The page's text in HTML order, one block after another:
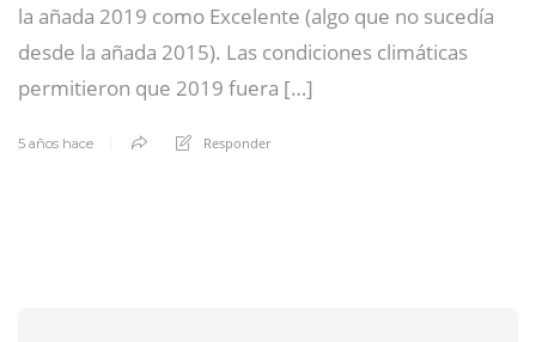
la añada 2019 como Excelente (algo que no sucedía
desde la añada 2015). Las condiciones climáticas
permitieron que 2019 fuera […]
5 años hace Responder